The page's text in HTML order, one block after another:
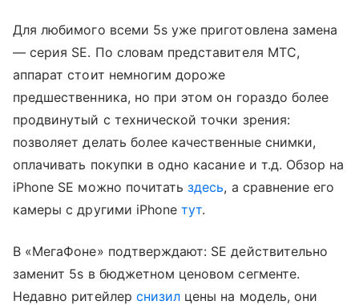
Для любимого всеми 5s уже приготовлена замена
— серия SE. По словам представителя МТС,
аппарат стоит немногим дороже
предшественника, но при этом он гораздо более
продвинутый с технической точки зрения:
позволяет делать более качественные снимки,
оплачивать покупки в одно касание и т.д. Обзор на
iPhone SE можно почитатьздесь, а сравнение его
камеры с другими iPhoneтут.
В «МегаФоне» подтверждают: SE действительно
заменит 5s в бюджетном ценовом сегменте.
Недавно ритейлер снизил цены на модель, они